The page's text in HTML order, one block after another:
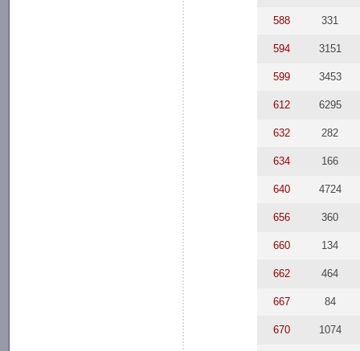
588 331
594 3151
599 3453
612 6295
632 282
634 166
640 4724
656 360
660 134
662 464
667 84
670 1074